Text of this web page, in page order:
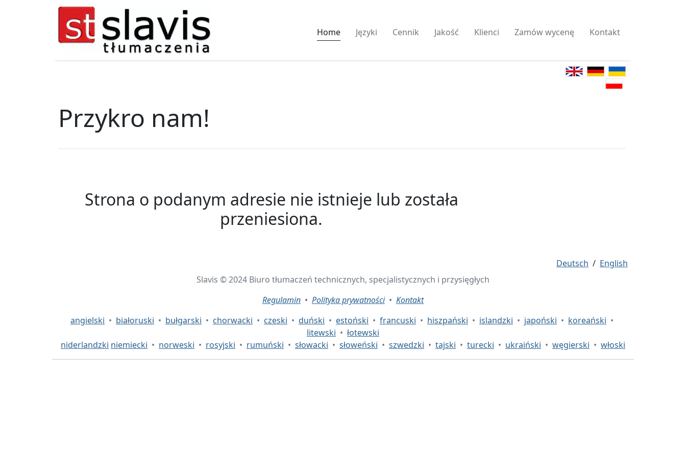
Home Języki Cennik Jakość Klienci Zamów wycenę Kontakt
Przykro nam!
Strona o podanym adresie nie istnieje lub została
przeniesiona.
Deutsch / English
Slavis © 2024 Biuro tłumaczeń technicznych, specjalistycznych i przysięgłych
Regulamin • Polityka prywatności• Kontakt
angielski • białoruski • bułgarski • chorwacki • czeski • duński • estoński • francuski • hiszpański • islandzki • japoński • koreański •
litewski • łotewski
niderlandzki niemiecki • norweski • rosyjski • rumuński • słowacki • słoweński • szwedzki • tajski • turecki • ukraiński • węgierski • włoski